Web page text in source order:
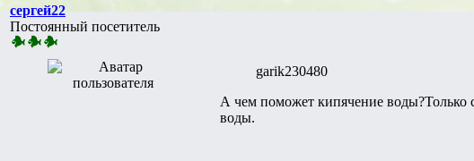
сергей22
Постоянный посетитель
garik230480
А чем поможет кипячение воды?Только
воды.